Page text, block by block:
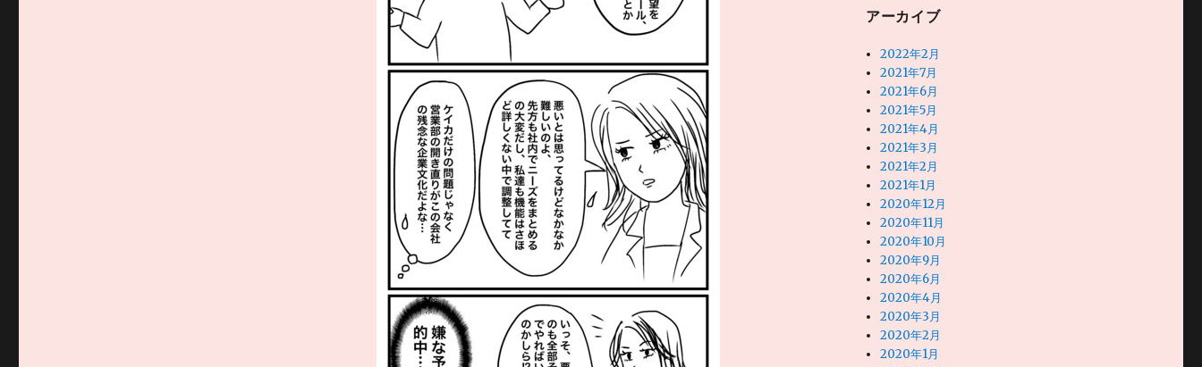
アーカイブ
2022年2月
2021年7月
2021年6月
2021年5月
2021年4月
2021年3月
2021年2月
2021年1月
2020年12月
2020年11月
2020年10月
2020年9月
2020年6月
2020年4月
2020年3月
2020年2月
2020年1月